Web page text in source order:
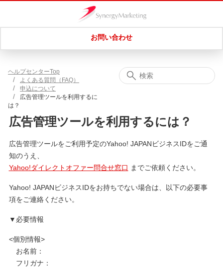
お問い合わせ
ヘルプセンターTop
よくある質問（FAQ）
申込について
広告管理ツールを利用するに
は？
広告管理ツールを利用するには？
広告管理ツールをご利用予定のYahoo! JAPANビジネスIDをご通
知のうえ、
Yahoo!ダイレクトオファー問合せ窓口 までご依頼ください。
Yahoo! JAPANビジネスIDをお持ちでない場合は、以下の必要事
項をご連絡ください。
▼必要情報
<個別情報>
お名前：
フリガナ：